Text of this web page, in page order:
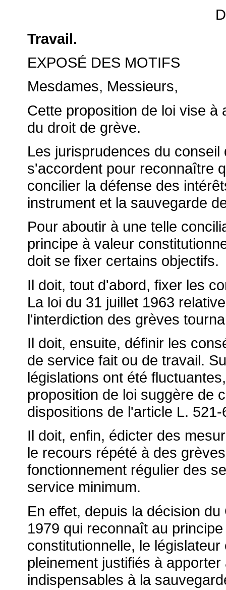
Travail.
EXPOSÉ DES MOTIFS
Mesdames, Messieurs,
Cette proposition de loi vise
du droit de grève.
Les jurisprudences du
s'accordent pour reconnaître
concilier la défense des
instrument et la sauvegarde
Pour aboutir à une telle
principe à valeur
doit se fixer certains objectifs.
Il doit, tout d'abord, fixer les
La loi du 31 juillet 1963
l'interdiction des grèves
Il doit, ensuite, définir les
de service fait ou de travail.
législations ont été
proposition de loi suggère de
dispositions de l'article L.
Il doit, enfin, édicter des
le recours répété à des
fonctionnement régulier des
service minimum.
En effet, depuis la décision
1979 qui reconnaît au
constitutionnelle, le
pleinement justifiés à
indispensables à la